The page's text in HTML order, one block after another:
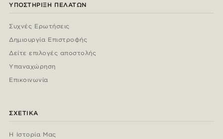
ΥΠΟΣΤΉΡΙΞΗ ΠΕΛΑΤΏΝ
Συχνές Ερωτήσεις
Δημιουργία Επιστροφής
Δείτε επιλογές αποστολής
Υπαναχώρηση
Επικοινωνία
ΣΧΕΤΙΚΆ
Η Ιστορία Μας